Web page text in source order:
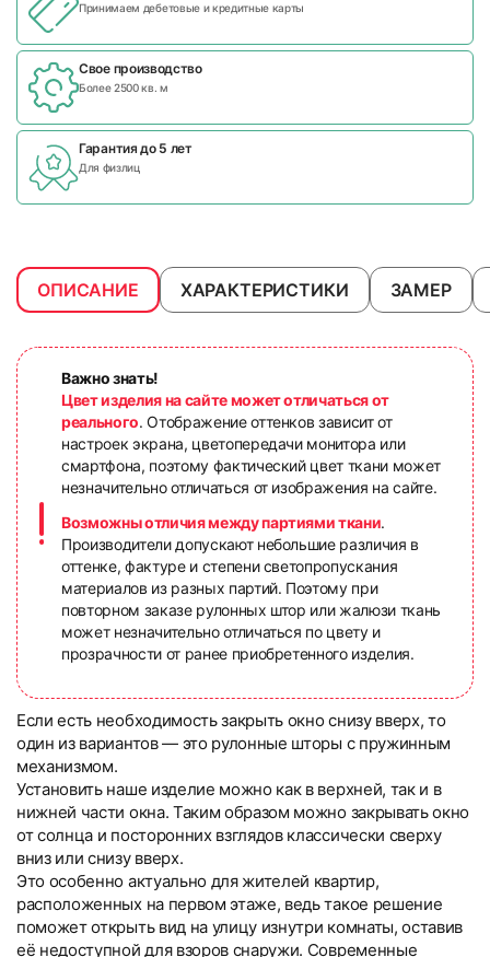
Принимаем дебетовые и кредитные карты
Свое производство
Более 2500 кв. м
Гарантия до 5 лет
Для физлиц
ОПИСАНИЕ ХАРАКТЕРИСТИКИ ЗАМЕР
Важно знать!
Цвет изделия на сайте может отличаться от
реального. Отображение оттенков зависит от
настроек экрана, цветопередачи монитора или
смартфона, поэтому фактический цвет ткани может
незначительно отличаться от изображения на сайте.
Возможны отличия между партиями ткани.
Производители допускают небольшие различия в
оттенке, фактуре и степени светопропускания
материалов из разных партий. Поэтому при
повторном заказе рулонных штор или жалюзи ткань
может незначительно отличаться по цвету и
прозрачности от ранее приобретенного изделия.
Если есть необходимость закрыть окно снизу вверх, то
один из вариантов — это рулонные шторы с пружинным
механизмом.
Установить наше изделие можно как в верхней, так и в
нижней части окна. Таким образом можно закрывать окно
от солнца и посторонних взглядов классически сверху
вниз или снизу вверх.
Это особенно актуально для жителей квартир,
расположенных на первом этаже, ведь такое решение
поможет открыть вид на улицу изнутри комнаты, оставив
её недоступной для взоров снаружи. Современные